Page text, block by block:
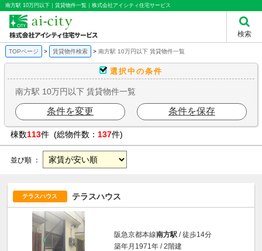
南方駅 10万円以下｜賃貸物件一覧｜株式会社アイシティ住宅サービス
検索
TOPページ 賃貸物件検索 南方駅 10万円以下 賃貸物件一覧
選択中の条件
南方駅 10万円以下 賃貸物件一覧
条件を変更 条件を保存
棟数113件 (総物件数： 137件)
並び順 ：
テラスハウス テラスハウス
阪急京都本線南方駅 / 徒歩14分
築年月1971年 / 2階建